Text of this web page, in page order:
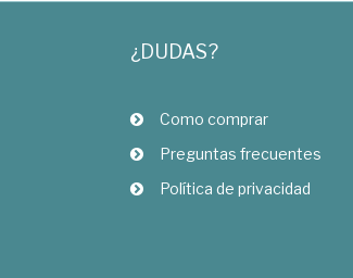
¿DUDAS?
Como comprar
Preguntas frecuentes
Política de privacidad